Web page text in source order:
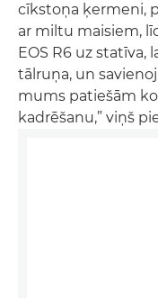
cīkstoņa ķermeni,
ar miltu maisiem,
EOS R6 uz statīva,
tālruņa, un
mums patiešām
kadrēšanu,” viņš